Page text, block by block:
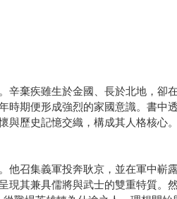
棄疾雖生於金國、長於北地，
期便形成強烈的家國意識。書
歷史記憶交織，構成其人格核心。
召集義軍投奔耿京，並在軍中
其兼具儒將與武士的雙重特質